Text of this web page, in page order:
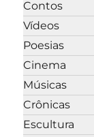
Contos
Vídeos
Poesias
Cinema
Músicas
Crônicas
Escultura